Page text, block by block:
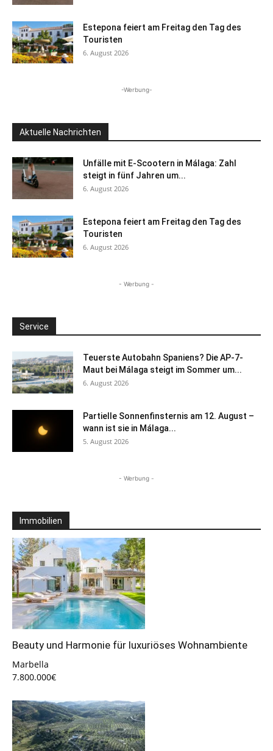
Estepona feiert am Freitag den Tag des
Touristen
6. August 2026
-Werbung-
Aktuelle Nachrichten
Unfälle mit E-Scootern in Málaga: Zahl
steigt in fünf Jahren um...
6. August 2026
Estepona feiert am Freitag den Tag des
Touristen
6. August 2026
- Werbung -
Service
Teuerste Autobahn Spaniens? Die AP-7-
Maut bei Málaga steigt im Sommer um...
6. August 2026
Partielle Sonnenfinsternis am 12. August –
wann ist sie in Málaga...
5. August 2026
- Werbung -
Immobilien
Beauty und Harmonie für luxuriöses Wohnambiente
Marbella
7.800.000€